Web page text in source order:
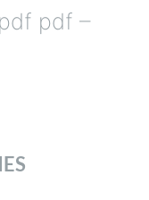
pdf –